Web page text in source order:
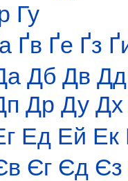
Гу
Ґв Ґе Ґз
Дб Дв Дд
Др Ду Дх
Ед Ей Ек
Єг Єд Єз